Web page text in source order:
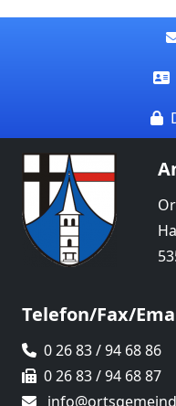
Telefon/Fax/
0 26 83 / 94 68 86
0 26 83 / 94 68 87